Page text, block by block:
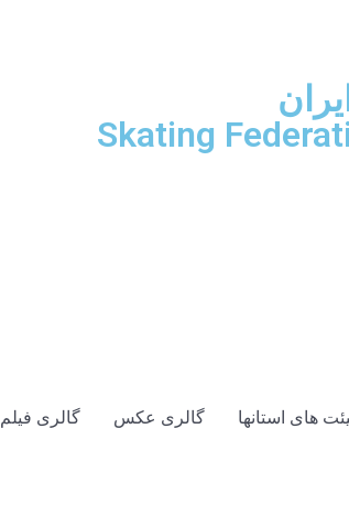
Skating
های استانها گالری عکس گالری فیلم